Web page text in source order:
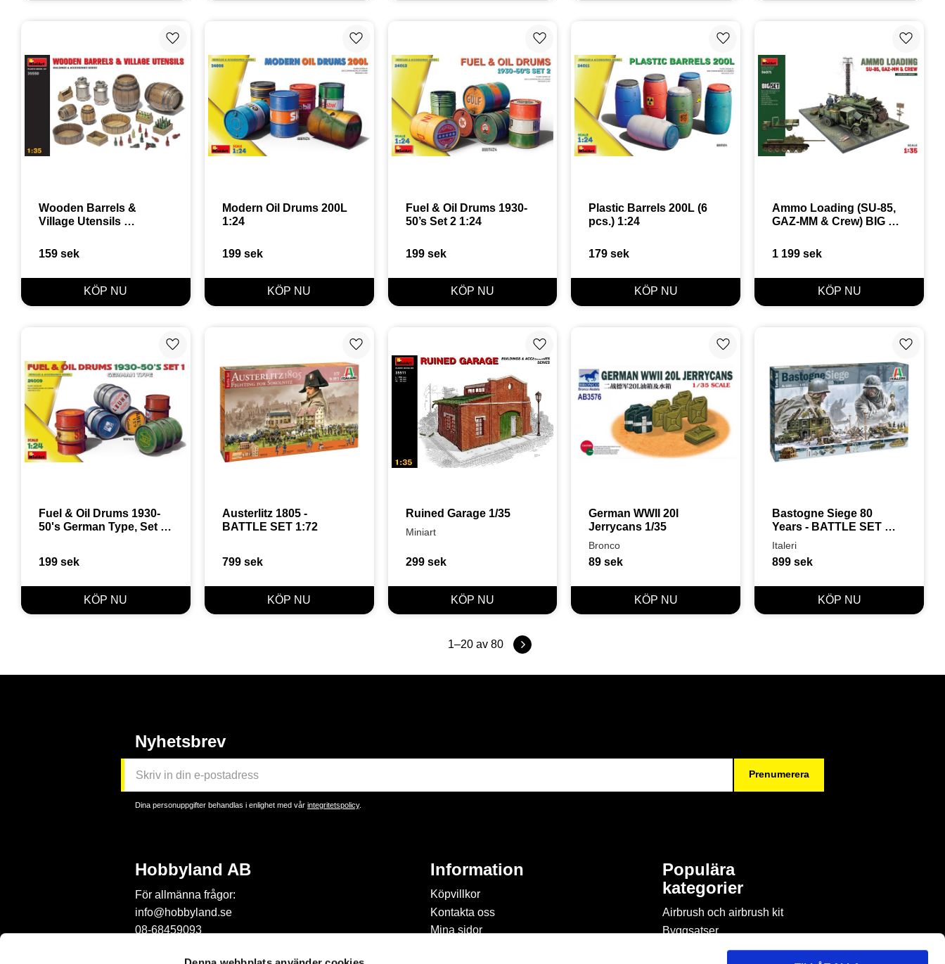
Wooden Barrels &
Village Utensils
Accessories Series 1:35
159 sek
Lägg till i favoriter
Modern Oil Drums 200L
1:24
199sek
Lägg till i favoriter
Fuel & Oil Drums 1930-
50’s Set 2 1:24
199sek
Lägg till i favoriter
Plastic Barrels 200L (6
pcs.) 1:24
179 sek
Lägg till i favoriter
Ammo Loading (SU-85,
GAZ-MM & Crew) BIG
1 199 sek
Lägg
Fuel & Oil Drums 1930-
50's German Type, Set 1
199 sek
Lägg till i favoriter
Austerlitz 1805 -
BATTLE SET 1:72
799sek
Lägg till i favoriter
Ruined Garage 1/35
Miniart
299sek
Lägg till i favoriter
German WWII 20l
Jerrycans 1/35
Bronco
89 sek
Lägg till i favoriter
Bastogne Siege 80
Years - BATTLE SET
1/72
Italeri
899 sek
Lägg
1–20av 80
Nyhetsbrev
Prenumerera
Dina personuppgifter behandlas i enlighet med vår integritetspolicy.
Hobbyland AB
För allmänna frågor:
info@hobbyland.se
08-68459093
Information
Köpvillkor
Kontakta oss
Mina sidor
Populära
kategorier
Airbrush och airbrush kit
Byggsatser
Böcker & tidningar om